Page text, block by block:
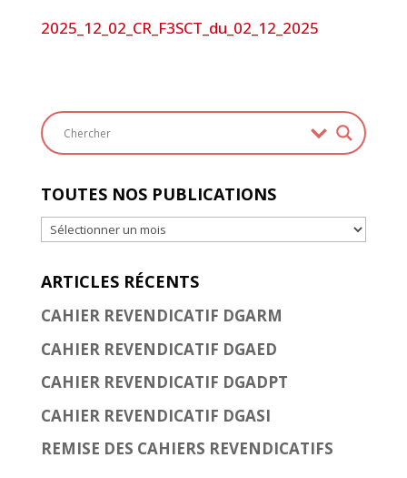
2025_12_02_CR_F3SCT_du_02_12_2025
TOUTES NOS PUBLICATIONS
Toutes
publications
ARTICLES RÉCENTS
CAHIER REVENDICATIF DGARM
CAHIER REVENDICATIF DGAED
CAHIER REVENDICATIF DGADPT
CAHIER REVENDICATIF DGASI
REMISE DES CAHIERS REVENDICATIFS